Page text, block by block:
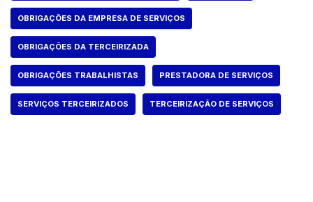
OBRIGAÇÕES DA EMPRESA DE SERVIÇOS
OBRIGAÇÕES DA TERCEIRIZADA
OBRIGAÇÕES TRABALHISTAS PRESTADORA DE SERVIÇOS
SERVIÇOS TERCEIRIZADOS TERCEIRIZAÇÃO DE SERVIÇOS